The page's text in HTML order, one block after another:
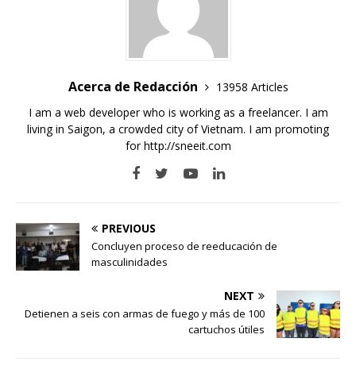
Acerca de Redacción
13958 Articles
I am a web developer who is working as a freelancer. I am
living in Saigon, a crowded city of Vietnam. I am promoting
forhttp://sneeit.com
PREVIOUS
Concluyen proceso de reeducación de
masculinidades
NEXT
Detienen a seis con armas de fuego y más de 100
cartuchos útiles